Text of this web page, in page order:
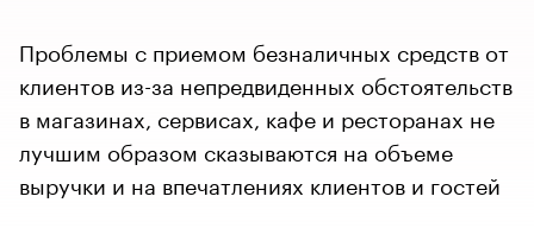
Проблемы с приемом безналичных средств от
клиентов из-за непредвиденных обстоятельств
в магазинах, сервисах, кафе и ресторанах не
лучшим образом сказываются на объеме
выручки и на впечатлениях клиентов и гостей